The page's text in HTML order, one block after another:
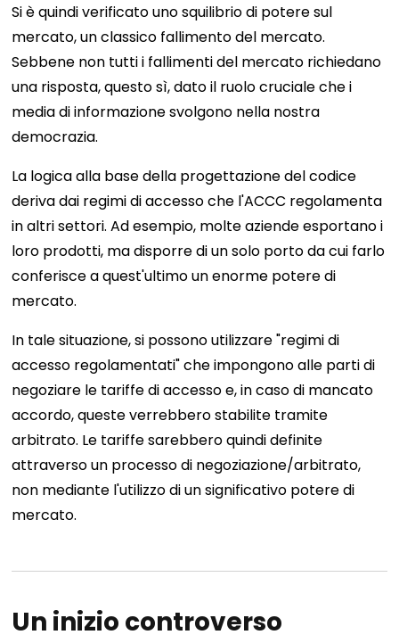
Si è quindi verificato uno squilibrio di potere sul
mercato, un classico fallimento del mercato.
Sebbene non tutti i fallimenti del mercato richiedano
una risposta, questo sì, dato il ruolo cruciale che i
media di informazione svolgono nella nostra
democrazia.
La logica alla base della progettazione del codice
deriva dai regimi di accesso che l'ACCC regolamenta
in altri settori. Ad esempio, molte aziende esportano i
loro prodotti, ma disporre di un solo porto da cui farlo
conferisce a quest'ultimo un enorme potere di
mercato.
In tale situazione, si possono utilizzare "regimi di
accesso regolamentati" che impongono alle parti di
negoziare le tariffe di accesso e, in caso di mancato
accordo, queste verrebbero stabilite tramite
arbitrato. Le tariffe sarebbero quindi definite
attraverso un processo di negoziazione/arbitrato,
non mediante l'utilizzo di un significativo potere di
mercato.
Un inizio controverso